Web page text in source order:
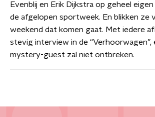
Evenblij en Erik Dijkstra op geheel
de afgelopen sportweek. En blikken ze
weekend dat komen gaat. Met iedere
stevig interview in de “Verhoorwagen”,
mystery-guest zal niet ontbreken.